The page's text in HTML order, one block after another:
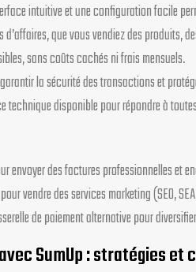
intuitive et une configuration facile
d’affaires, que vous vendiez des produits,
sans coûts cachés ni frais mensuels.
la sécurité des transactions et
technique disponible pour répondre à
envoyer des factures professionnelles et
vendre des services marketing (SEO,
de paiement alternative pour
SumUp : stratégies et